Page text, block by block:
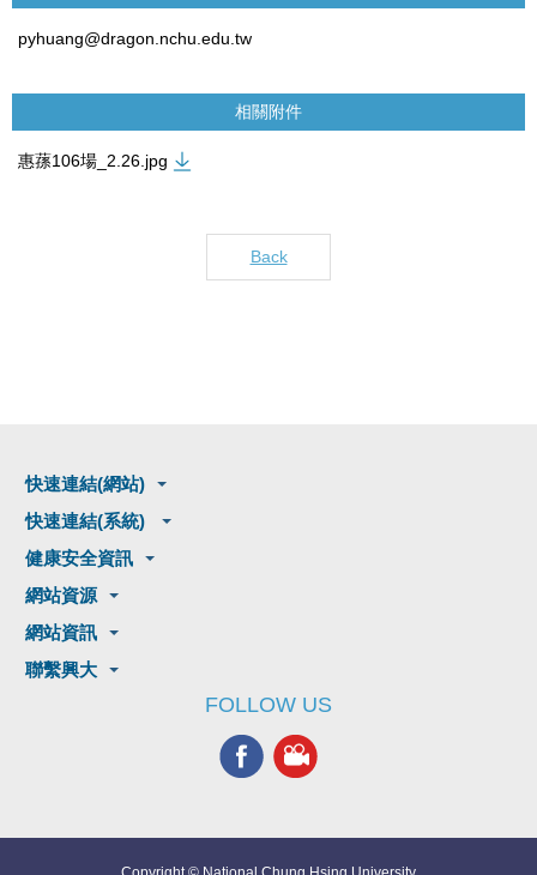
pyhuang@dragon.nchu.edu.tw
相關附件
惠蓀106場_2.26.jpg
Back
快速連結(網站)
快速連結(系統)
健康安全資訊
網站資源
網站資訊
聯繫興大
FOLLOW US